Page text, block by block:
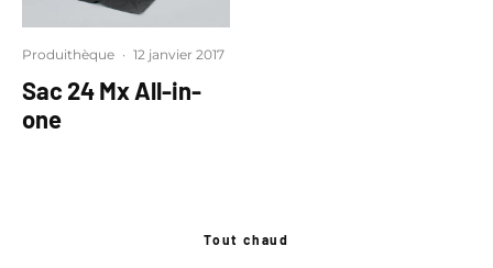
Produithèque · 12 janvier 2017
Sac 24 Mx All-in-
one
Tout chaud